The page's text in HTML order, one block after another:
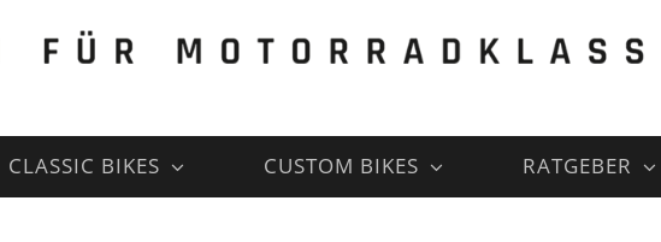
CLASSIC BIKES CUSTOM BIKES RATGEBER